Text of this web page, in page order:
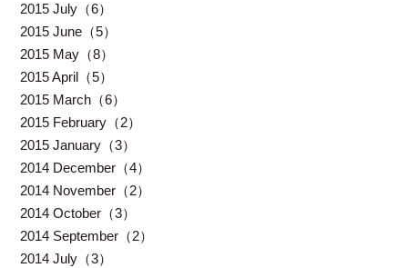
2015 July（6）
2015 June（5）
2015 May（8）
2015 April（5）
2015 March（6）
2015 February（2）
2015 January（3）
2014 December（4）
2014 November（2）
2014 October（3）
2014 September（2）
2014 July（3）